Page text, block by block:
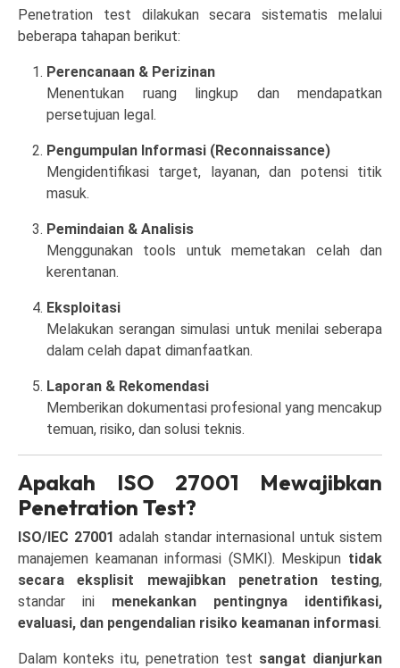
Penetration test dilakukan secara sistematis melalui
beberapa tahapan berikut:
Perencanaan & Perizinan
Menentukan ruang lingkup dan mendapatkan
persetujuan legal.
Pengumpulan Informasi (Reconnaissance)
Mengidentifikasi target, layanan, dan potensi titik
masuk.
Pemindaian & Analisis
Menggunakan tools untuk memetakan celah dan
kerentanan.
Eksploitasi
Melakukan serangan simulasi untuk menilai seberapa
dalam celah dapat dimanfaatkan.
Laporan & Rekomendasi
Memberikan dokumentasi profesional yang mencakup
temuan, risiko, dan solusi teknis.
Apakah ISO 27001 Mewajibkan
Penetration Test?
ISO/IEC 27001 adalah standar internasional untuk sistem
manajemen keamanan informasi (SMKI). Meskipun tidak
secara eksplisit mewajibkan penetration testing,
standar ini menekankan pentingnya identifikasi,
evaluasi, dan pengendalian risiko keamanan informasi.
Dalam konteks itu, penetration test sangat dianjurkan